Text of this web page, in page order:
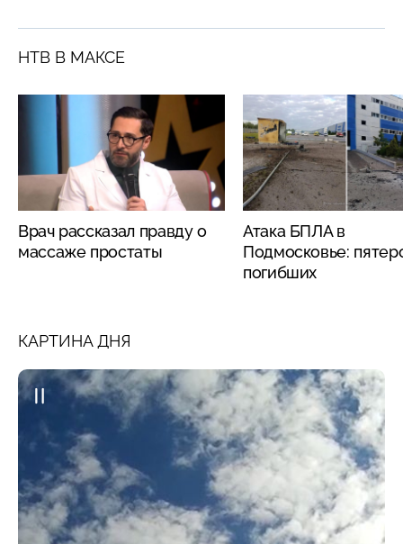
НТВ В МАКСЕ
Врач рассказал правду о
массаже простаты
Атака БПЛА в
Подмосковье:
погибших
КАРТИНА ДНЯ